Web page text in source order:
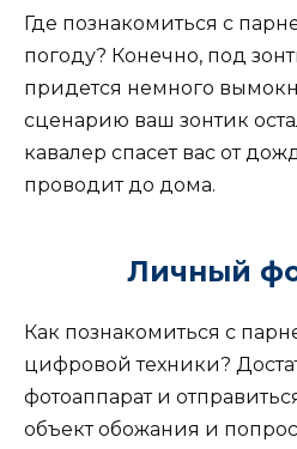
Где познакомиться с
погоду? Конечно, под
придется немного
сценарию ваш зонтик
кавалер спасет вас от
проводит до дома.
Личный
Как познакомиться с
цифровой техники?
фотоаппарат и
объект обожания и